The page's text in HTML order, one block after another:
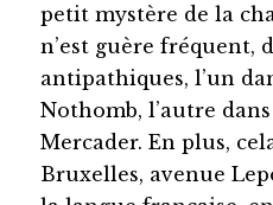
petit mystère de la
n’est guère fréquent,
antipathiques, l’un
Nothomb, l’autre
Mercader. En plus,
Bruxelles, avenue